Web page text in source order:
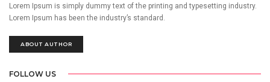
Lorem Ipsum is simply dummy text of the printing and typesetting industry.
Lorem Ipsum has been the industry’s standard.
ABOUT AUTHOR
FOLLOW US